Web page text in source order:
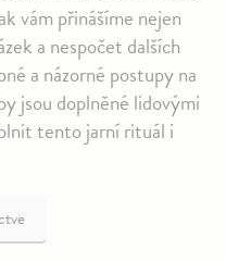
vám přinášíme nejen
a nespočet dalších
a názorné postupy na
jsou doplněné lidovými
tento jarní rituál i